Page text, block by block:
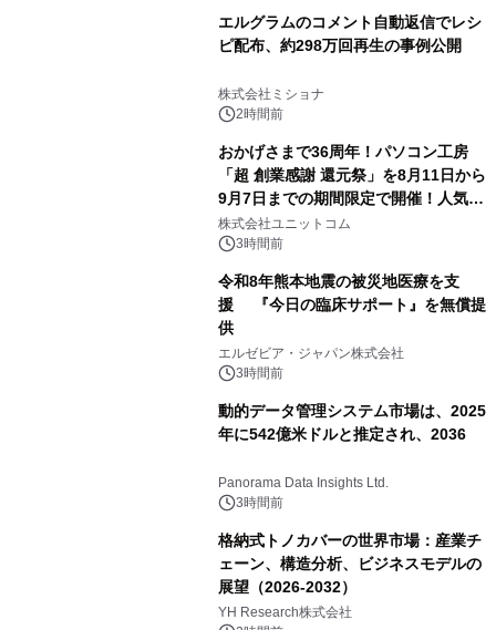
エルグラムのコメント自動返信でレシ
ピ配布、約298万回再生の事例公開
株式会社ミショナ
2時間前
おかげさまで36周年！パソコン工房
「超 創業感謝 還元祭」を8月11日から
9月7日までの期間限定で開催！人気の
ゲーミングPCや高性能ノートPCなど
対象iiyama PCのご購入で最大3万円分
株式会社ユニットコム
3時間前
令和8年熊本地震の被災地医療を支
援 『今日の臨床サポート』を無償提
供
エルゼビア・ジャパン株式会社
3時間前
動的データ管理システム市場は、2025
年に542億米ドルと推定され、2036
Panorama Data Insights Ltd.
3時間前
格納式トノカバーの世界市場：産業チ
ェーン、構造分析、ビジネスモデルの
展望（2026-2032）
YH Research株式会社